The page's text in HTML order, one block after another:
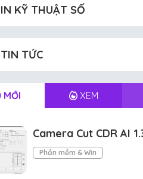
IN KỸ THUẬT SỐ
TIN TỨC
MỚI XEM
Camera Cut CDR AI
Phần mềm & Win